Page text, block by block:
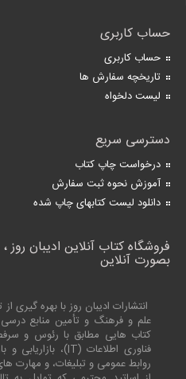
حساب کاربری
حساب کاربری
تاریخچه سفارش ها
لیست دلخواه
دسترسی سریع
درخواست چاپ کتاب
آموزش نحوه ثبت سفارش
دانلود لیست کتابهای چاپ شده
فروشگاه کتاب آنلاین ادیبان
بصورت آنلاین
انتشارات ادیبان روز با بهره
علم و فرهنگ و تأمین منابع
کتاب هایی مطابق با رئوس و
فناوری اطلاعات (IT)، بازاریابی و
روابط عمومی و تبلیغات، و مهارت